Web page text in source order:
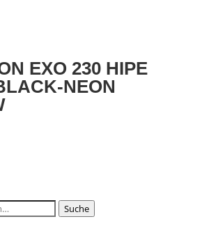
EXO 230 HIPE
NEON
Suche